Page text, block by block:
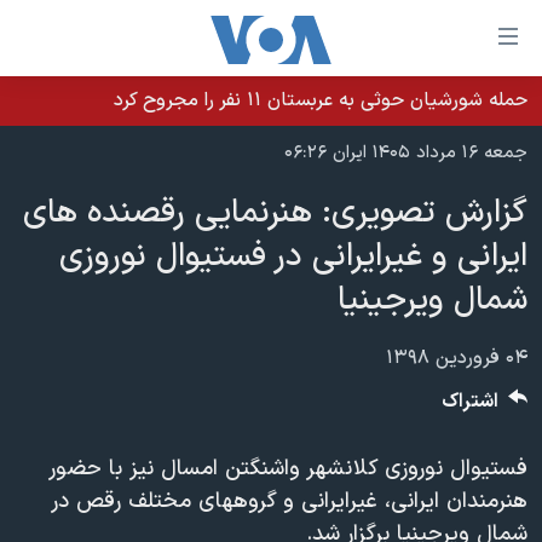
لینکهای
قابل
دسترسی
جهش
محتوای
اصلی
جهش
به
صفحه
جهش
جستجو
خانه
نسخه سبک وب‌سایت
موضوع ها
ایران
آمریکا
جهان
ورزشی
ویژه برنامه‌ها
ویدیوها
برنامه های تلویزیونی
جدول برنامه ها
صفحه‌های ویژه
جام جهانی ۲۰۲۶
۲۵۰سالگی آمریکا
بایگانی برنامه‌های تلویزیونی
فرکانس‌های صدای آمریکا
یادگیری زبان انگلیسی
حمله شورشیان حوثی به عربستان ۱۱ نفر را مجروح کرد
جمعه ۱۶ مرداد ۱۴۰۵ ایران ۰۶:۲۶
گزارش تصویری: هنرنمایی رقصنده های
ایرانی و غیرایرانی در فستیوال نوروزی
شمال ویرجینیا
۰۴ فروردین ۱۳۹۸
فستیوال نوروزی کلانشهر واشنگتن امسال نیز با حضور
هنرمندان ایرانی، غیرایرانی و گروههای مختلف رقص در
شمال ویرجینیا برگزار شد.
اشتراک